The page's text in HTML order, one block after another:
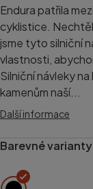
Endura patřila
cyklistice.
jsme tyto silniční
vlastnosti,
Silniční návleky
kamenům naší...
Další informace
Barevné varianty